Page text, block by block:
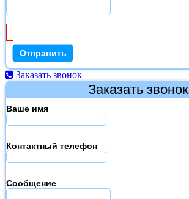
Заказать звонок
Заказать звонок
Ваше имя
Контактный телефон
Сообщение